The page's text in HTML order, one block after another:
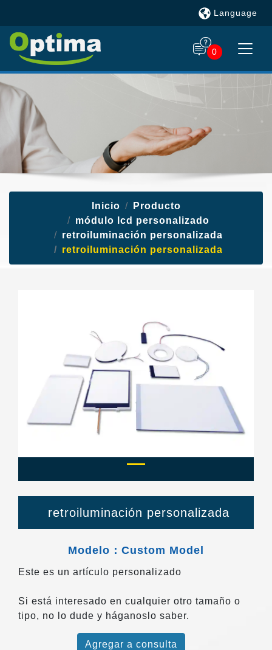
Language
0
Inicio
Producto
módulo lcd personalizado
retroiluminación personalizada
retroiluminación personalizada
retroiluminación personalizada
Modelo：Custom Model
Este es un artículo personalizado
Si está interesado en cualquier otro tamaño o
tipo, no lo dude y háganoslo saber.
Agregar a consulta